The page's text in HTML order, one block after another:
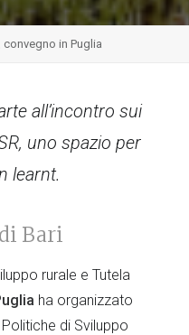
in Puglia
all’incontro sui
uno spazio per
learnt.
Bari
rurale e Tutela
ha organizzato
di Sviluppo